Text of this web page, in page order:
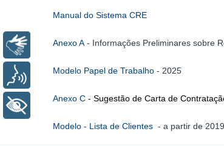
Manual do Sistema CRE
Anexo A- Informações Preliminares sobre
Modelo Papel de Trabalho - 2025
Anexo C - Sugestão de Carta de
Modelo - Lista de Clientes - a partir de 2019
Libras
Voz
+ Acessibilidade